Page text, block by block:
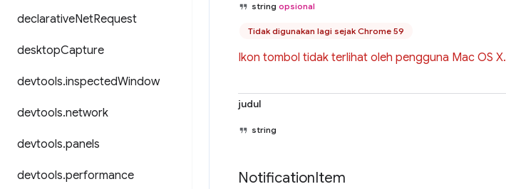
declarativeNetRequest
desktopCapture
devtools.inspectedWindow
devtools.network
devtools.panels
devtools.performance
string opsional
Tidak digunakan lagi sejak Chrome 59
Ikon tombol tidak terlihat oleh pengguna Mac OS X.
judul
string
NotificationItem